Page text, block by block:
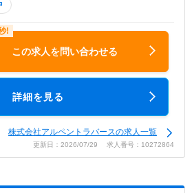
この求人を問い合わせる
詳細を見る
株式会社アルペントラバースの求人一覧
更新日：2026/07/29 求人番号：10272864